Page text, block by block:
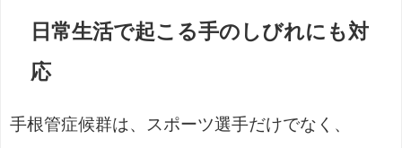
日常生活で起こる手のしびれにも対
応
手根管症候群は、スポーツ選手だけでなく、